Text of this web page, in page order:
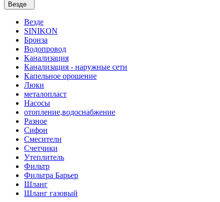
Везде
Везде
SINIKON
Бронза
Водопровод
Канализация
Канализация - наружные сети
Капельное орошение
Люки
металопласт
Насосы
отопление,водоснабжение
Разное
Сифон
Смесители
Счетчики
Утеплитель
Фильтр
Фильтра Барьер
Шланг
Шланг газовый